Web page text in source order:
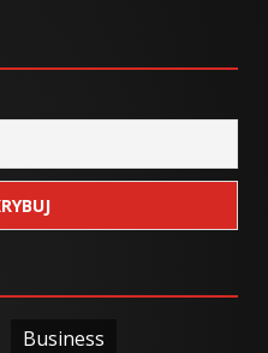
Business